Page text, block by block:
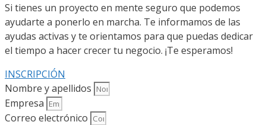
Si tienes un proyecto en mente seguro que podemos
ayudarte a ponerlo en marcha. Te informamos de las
ayudas activas y te orientamos para que puedas dedicar
el tiempo a hacer crecer tu negocio. ¡Te esperamos!
INSCRIPCIÓN
Nombre y apellidos
Empresa
Correo electrónico